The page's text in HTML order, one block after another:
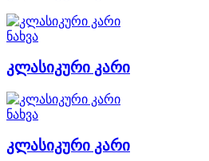
ნახვა
კლასიკური კარი
ნახვა
კლასიკური კარი